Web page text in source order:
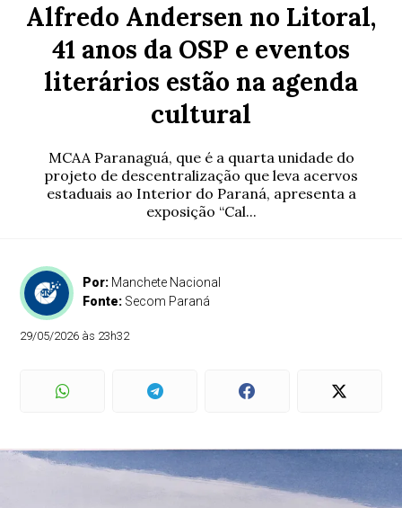
Alfredo Andersen no Litoral,
41 anos da OSP e eventos
literários estão na agenda
cultural
MCAA Paranaguá, que é a quarta unidade do
projeto de descentralização que leva acervos
estaduais ao Interior do Paraná, apresenta a
exposição “Cal...
Por: Manchete Nacional
Fonte: Secom Paraná
29/05/2026 às 23h32